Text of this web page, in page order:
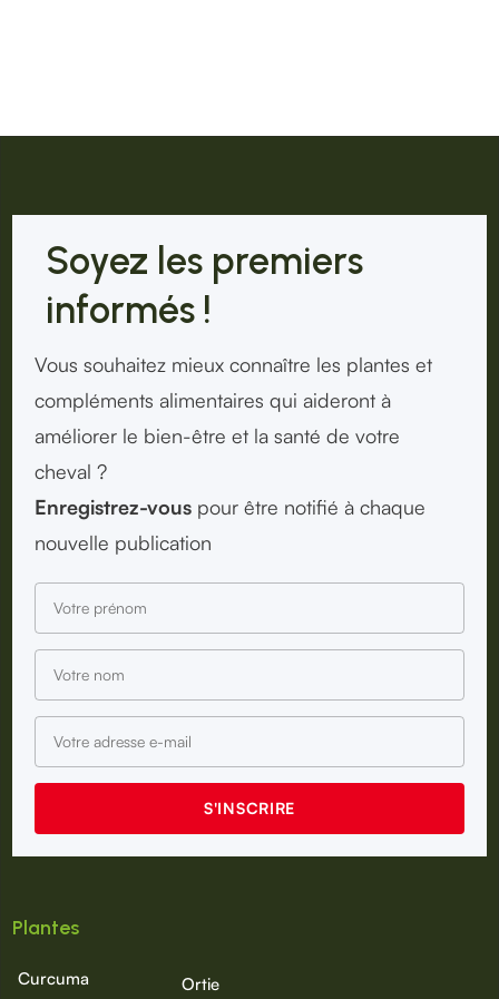
Soyez les premiers
informés !
Vous souhaitez mieux connaître les plantes et
compléments alimentaires qui aideront à
améliorer le bien-être et la santé de votre
cheval ?
Enregistrez-vous pour être notifié à chaque
nouvelle publication
Plantes
Curcuma Ortie